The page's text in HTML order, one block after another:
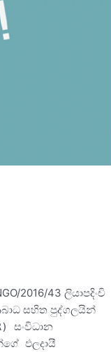
2016/43 ලියාපදිංචි
සහිත පුද්ගලයින්
සංවිධාන
ඵලදායී